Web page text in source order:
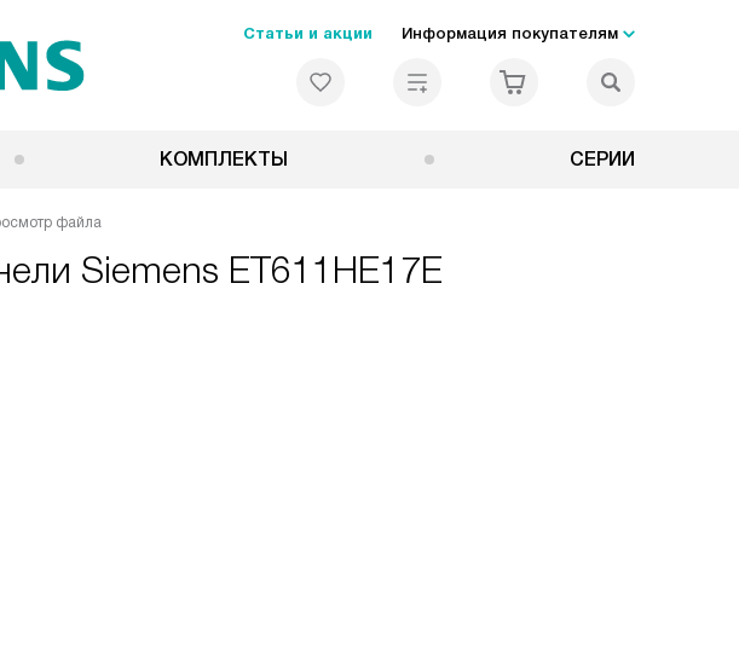
Статьи и акции Информация покупателям
КОМПЛЕКТЫ СЕРИИ
файла
Siemens ET611HE17E